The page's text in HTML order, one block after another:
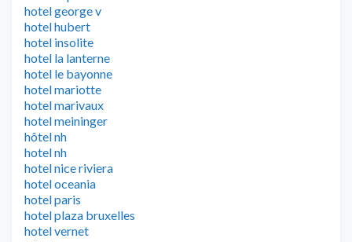
hotel george v
hotel hubert
hotel insolite
hotel la lanterne
hotel le bayonne
hotel mariotte
hotel marivaux
hotel meininger
hôtel nh
hotel nh
hotel nice riviera
hotel oceania
hotel paris
hotel plaza bruxelles
hotel vernet